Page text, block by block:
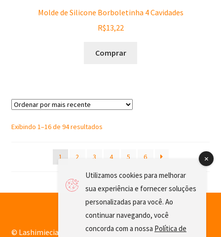
Molde de Silicone Borboletinha 4 Cavidades
R$13,22
Comprar
Exibindo 1–16 de 94 resultadosSorted
1
2 3 4 5 6
© Lashimiecia 2026
Utilizamos cookies para melhorar
sua experiência e fornecer soluções
personalizadas para você. Ao
continuar navegando, você
concorda com a nossa Política de